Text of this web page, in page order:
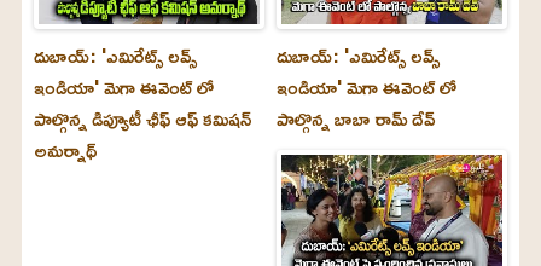
దుబాయ్‌: 'ఎమిరేట్స్ లవ్స్
ఇండియా' మెగా ఈవెంట్ లో
పాల్గొన్న డిప్యూటీ ఛీఫ్ ఆఫ్ కమిషన్
అమర్నాథ్
దుబాయ్‌: 'ఎమిరేట్స్ లవ్స్
ఇండియా' మెగా ఈవెంట్ లో
పాల్గొన్న బాబా రామ్ దేవ్